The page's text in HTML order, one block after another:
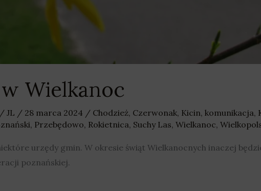
Wielkanoc
/ JL / 28 marca 2024 / Chodzież, Czerwonak, Kicin, komunikacja,
, Przebędowo, Rokietnica, Suchy Las, Wielkanoc,
urzędy gmin. W okresie świąt Wielkanocnych inaczej
poznańskiej.